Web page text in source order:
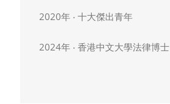
2020年 ‧ 十大傑出青年
2024年 ‧ 香港中文大學法律博士